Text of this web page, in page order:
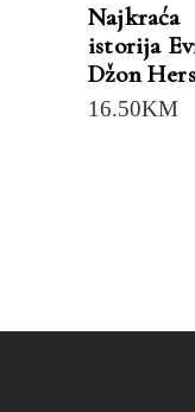
Najkraća
istorija
Džon
16.50KM